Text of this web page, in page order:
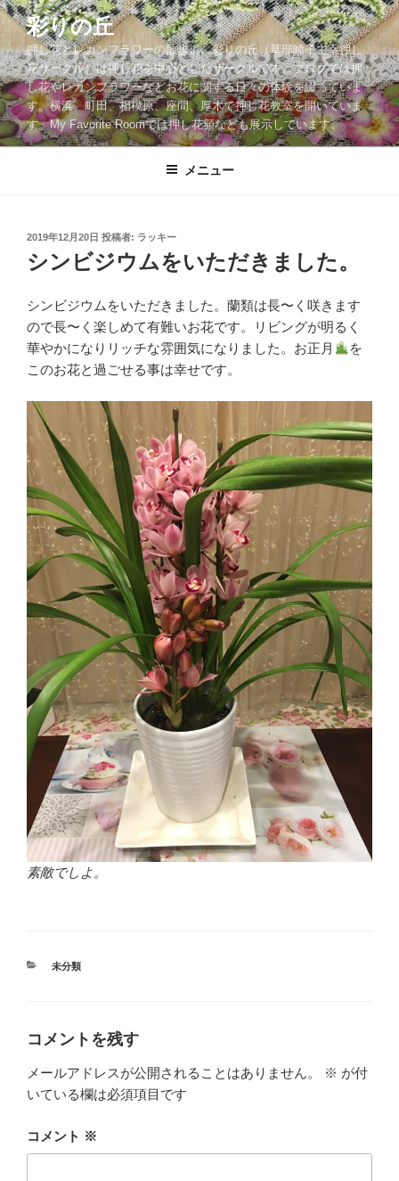
コ
ン
テ
ン
ツ
へ
ス
彩りの丘
押し花とレカンフラワーの散歩道。彩りの丘（草部睦子主宰押し
花サークル）は押し花を中心としたサークルです。ブログでは押
し花やレカンフラワーなどお花に関する日々の体験を綴っていま
す。横浜、町田、相模原、座間、厚木で押し花教室を開いていま
す。My Favorite Roomでは押し花額なども展示しています。
メニュー
投
稿
日:
2019年12月20日 投稿者: ラッキー
シンビジウムをいただきました。
シンビジウムをいただきました。蘭類は長〜く咲きます
ので長〜く楽しめて有難いお花です。リビングが明るく
華やかになりリッチな雰囲気になりました。お正月
を
このお花と過ごせる事は幸せです。
素敵でしよ。
カ
未分類
コメントを残す
メールアドレスが公開されることはありません。 ※ が付
いている欄は必須項目です
コメント ※